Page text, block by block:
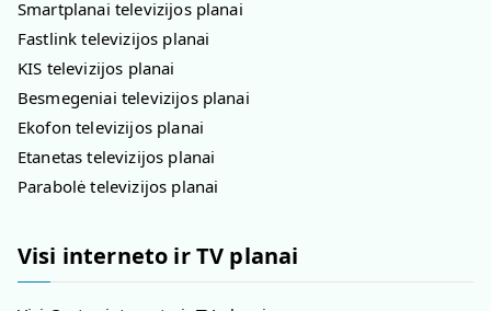
Smartplanai televizijos planai
Fastlink televizijos planai
KIS televizijos planai
Besmegeniai televizijos planai
Ekofon televizijos planai
Etanetas televizijos planai
Parabolė televizijos planai
Visi interneto ir TV planai